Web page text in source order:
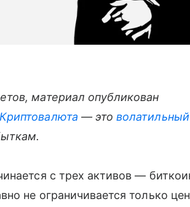
материал опубликован
Криптовалюта — этоволатильный
с трех активов —
не ограничивается только